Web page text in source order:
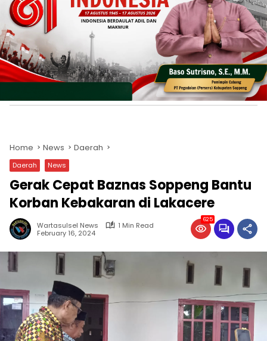
Home News Daerah
Daerah News
Gerak Cepat Baznas Soppeng Bantu
Korban Kebakaran di Lakacere
Wartasulsel News
1 Min Read
February 16, 2024
625